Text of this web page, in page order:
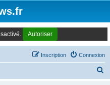
Autoriser
Connexion
Inscription